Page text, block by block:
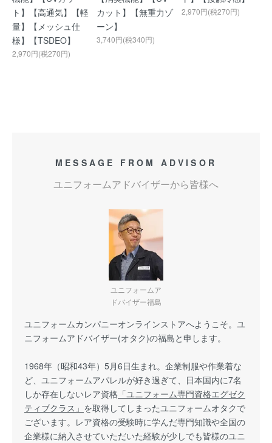
ト】【高通気】【軽
量】【メッシュ仕
様】【TSDEO】
2,970円(税270円)
カット】【無重力ゾ
ーン】
3,740円(税340円)
2,970円(税270円)
MESSAGE FROM ADVISOR
ユニフォームアドバイザーから皆様へ
ユニフォームア
ドバイザー福島
ユニフォームカンパニーオンラインストアへようこそ。ユ
ニフォームアドバイザー(オタク)の福島と申します。
1968年（昭和43年）5月6日生まれ。企業制服や作業着な
ど、ユニフォームアパレルが好き過ぎて、日本国内に7名
しか存在しないレア資格 「ユニフォーム専門資格エグゼク
ティブクラス」 を取得してしまったユニフォームオタクで
ございます。レア資格の受験時に学んだ専門知識や全国の
企業様に納入させていただいた経験が少しでも皆様のユニ